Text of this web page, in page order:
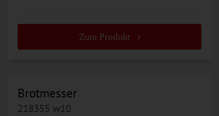
Zum Produkt
Brotmesser
218355 w10